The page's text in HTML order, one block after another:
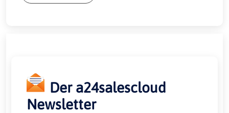
Der a24salescloud
Newsletter